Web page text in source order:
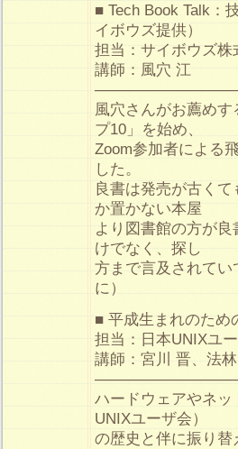
■ Tech Book Talk：
イボウズ提供）
担当：サイボウズ株
講師：風穴 江
風穴さんがお薦めす
プ10」を始め、
Zoom参加者による
した。
良書は発売が古く
か置かない本屋
より図書館の方が
けでなく、探し
方まで言及されて
に）
■ 平成生まれのため
担当：日本UNIXユ
講師：宮川 晋、法
ハードウェアやネ
UNIXユーザ会）
の歴史と伴に振り